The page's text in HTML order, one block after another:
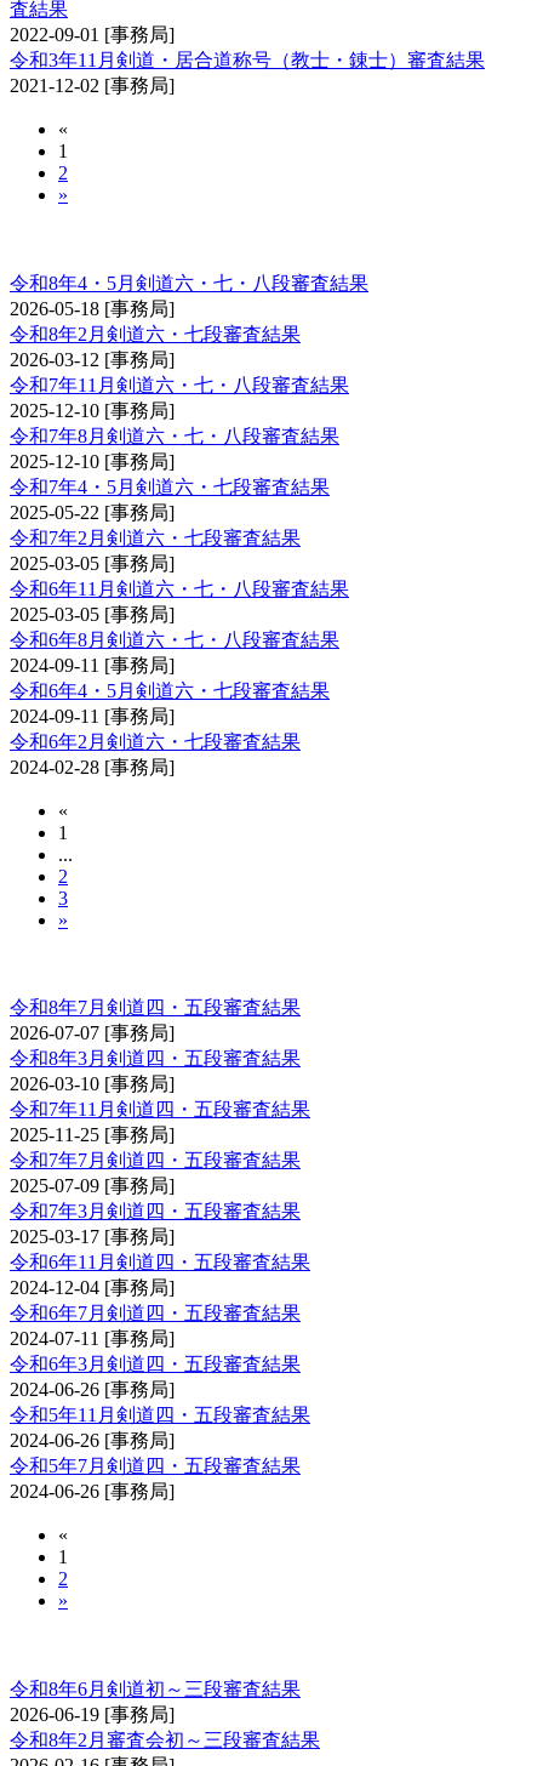
査結果
2022-09-01 [事務局]
令和3年11月剣道・居合道称号（教士・錬士）審査結果
2021-12-02 [事務局]
«
1
2
»
令和8年4・5月剣道六・七・八段審査結果
2026-05-18 [事務局]
令和8年2月剣道六・七段審査結果
2026-03-12 [事務局]
令和7年11月剣道六・七・八段審査結果
2025-12-10 [事務局]
令和7年8月剣道六・七・八段審査結果
2025-12-10 [事務局]
令和7年4・5月剣道六・七段審査結果
2025-05-22 [事務局]
令和7年2月剣道六・七段審査結果
2025-03-05 [事務局]
令和6年11月剣道六・七・八段審査結果
2025-03-05 [事務局]
令和6年8月剣道六・七・八段審査結果
2024-09-11 [事務局]
令和6年4・5月剣道六・七段審査結果
2024-09-11 [事務局]
令和6年2月剣道六・七段審査結果
2024-02-28 [事務局]
«
1
...
2
3
»
令和8年7月剣道四・五段審査結果
2026-07-07 [事務局]
令和8年3月剣道四・五段審査結果
2026-03-10 [事務局]
令和7年11月剣道四・五段審査結果
2025-11-25 [事務局]
令和7年7月剣道四・五段審査結果
2025-07-09 [事務局]
令和7年3月剣道四・五段審査結果
2025-03-17 [事務局]
令和6年11月剣道四・五段審査結果
2024-12-04 [事務局]
令和6年7月剣道四・五段審査結果
2024-07-11 [事務局]
令和6年3月剣道四・五段審査結果
2024-06-26 [事務局]
令和5年11月剣道四・五段審査結果
2024-06-26 [事務局]
令和5年7月剣道四・五段審査結果
2024-06-26 [事務局]
«
1
2
»
令和8年6月剣道初～三段審査結果
2026-06-19 [事務局]
令和8年2月審査会初～三段審査結果